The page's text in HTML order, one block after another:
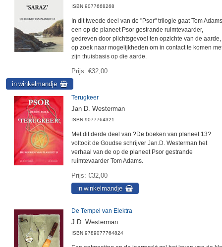
ISBN 9077668268
In dit tweede deel van de "Psor" trilogie gaat Tom
een op de planeet Psor gestrande ruimtevaarder,
gedreven door plichtsgevoel ten opzichte van de aarde,
op zoek naar mogelijkheden om in contact te komen
zijn thuisbasis op die aarde.
Prijs €32,00
Terugkeer
Jan D. Westerman
ISBN 9077764321
Met dit derde deel van ?De boeken van planeet 13?
voltooit de Goudse schrijver Jan.D. Westerman het
verhaal van de op de planeet Psor gestrande
ruimtevaarder Tom Adams.
Prijs €32,00
De Tempel van Elektra
J.D. Westerman
ISBN 9789077764824